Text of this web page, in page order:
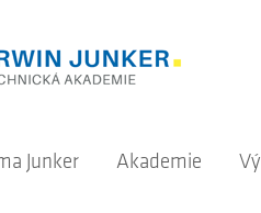
Junker Akademie